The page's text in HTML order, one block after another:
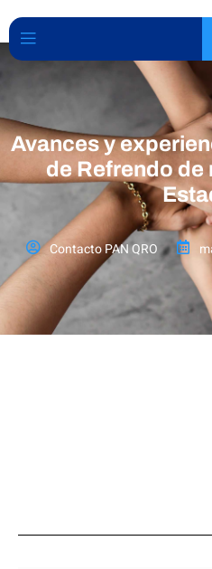
Avances y
de Refrendo de
Contacto PAN QRO